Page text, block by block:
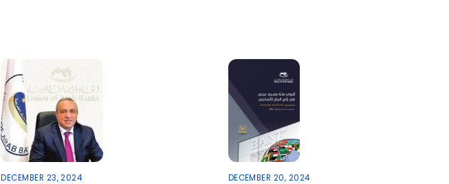
DECEMBER 23, 2024 DECEMBER 20, 2024